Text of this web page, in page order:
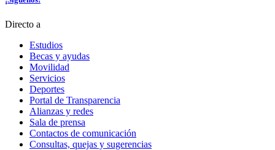
Directo a
Estudios
Becas y ayudas
Movilidad
Servicios
Deportes
Portal de Transparencia
Alianzas y redes
Sala de prensa
Contactos de comunicación
Consultas, quejas y sugerencias